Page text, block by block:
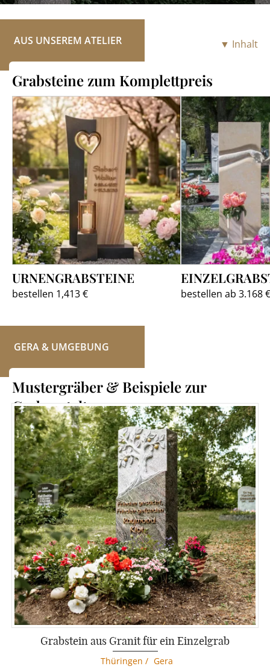
RATGEBER
REFERENZEN
AUS UNSEREM ATELIER
Grabsteine zum Komplettpreis
▼ Inhalt
URNENGRABSTEINE
bestellen 1,413 € bestellen ab 3.168 €
GERA & UMGEBUNG
Mustergräber & Beispiele zur
Grabgestaltung
Grabstein aus Granit für ein Einzelgrab
Thüringen / Gera